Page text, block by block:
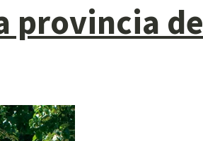
provincia de